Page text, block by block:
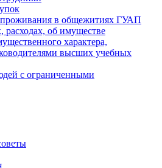
проживания в общежитиях ГУАП
расходах, об имуществе
характера,
высших учебных
с ограниченными